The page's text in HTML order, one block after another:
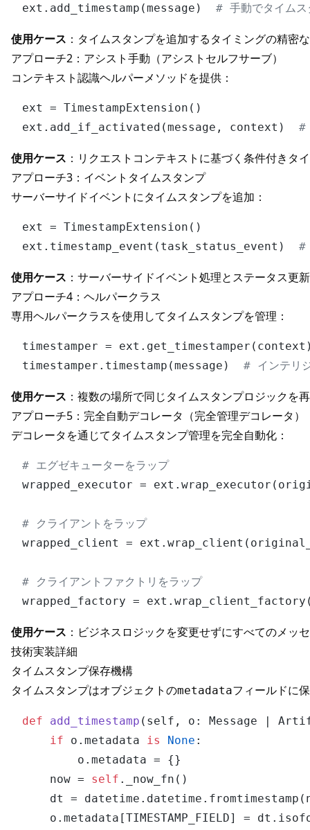
ext.add_timestamp(message) # 手動でタイムス
使用ケース ：タイムスタンプを追加するタイミングの精密
アプローチ2：アシスト手動（アシストセルフサーブ）
コンテキスト認識ヘルパーメソッドを提供：
ext = TimestampExtension()
ext.add_if_activated(message, context) #
使用ケース ：リクエストコンテキストに基づく条件付きタ
アプローチ3：イベントタイムスタンプ
サーバーサイドイベントにタイムスタンプを追加：
ext = TimestampExtension()
ext.timestamp_event(task_status_event) #
使用ケース ：サーバーサイドイベント処理とステータス更新
アプローチ4：ヘルパークラス
専用ヘルパークラスを使用してタイムスタンプを管理：
timestamper =
timestamper.timestamp(message) # インテリ
使用ケース ：複数の場所で同じタイムスタンプロジックを
アプローチ5：完全自動デコレータ（完全管理デコレータ）
デコレータを通じてタイムスタンプ管理を完全自動化：
# エグゼキューターをラップ
wrapped_executor =
# クライアントをラップ
wrapped_client =
# クライアントファクトリをラップ
使用ケース ：ビジネスロジックを変更せずにすべてのメッ
技術実装詳細
タイムスタンプ保存機構
タイムスタンプはオブジェクトのmetadataフィールドに
def add_timestamp ( self, o: Message |
if o.metadata is None :
        o.metadata = {}
    now =
self ._now_fn()
dt =